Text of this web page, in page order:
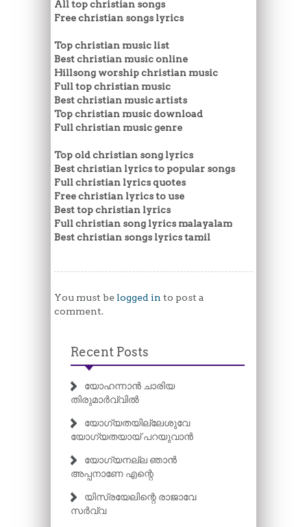
All top christian songs
Free christian songs lyrics
Top christian music list
Best christian music online
Hillsong worship christian music
Full top christian music
Best christian music artists
Top christian music download
Full christian music genre
Top old christian song lyrics
Best christian lyrics to popular songs
Full christian lyrics quotes
Free christian lyrics to use
Best top christian lyrics
Full christian song lyrics malayalam
Best christian songs lyrics tamil
You must be logged in to post a
comment.
Recent Posts
യോഹന്നാൻ ചാരിയ
തിരുമാർവ്വിൽ
യോഗ്യതയില്ലേശുവേ
യോഗ്യതയായ് പറയുവാൻ
യോഗ്യനല്ല ഞാൻ
അപ്പനാണേ എന്റെ
യിസ്രയേലിന്റെ രാജാവേ
സർവ്വ